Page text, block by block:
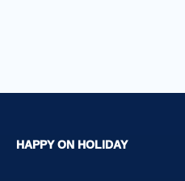
HAPPY ON HOLIDAY